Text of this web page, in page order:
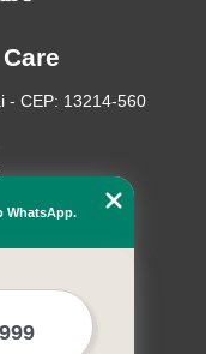
- CEP: 13214-560
WhatsApp.